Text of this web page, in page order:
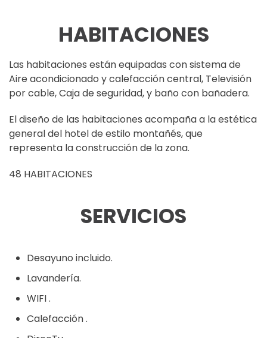
HABITACIONES
Las habitaciones están equipadas con sistema de
Aire acondicionado y calefacción central, Televisión
por cable, Caja de seguridad, y baño con bañadera.
El diseño de las habitaciones acompaña a la estética
general del hotel de estilo montañés, que
representa la construcción de la zona.
48 HABITACIONES
SERVICIOS
Desayuno incluido.
Lavandería.
WIFI .
Calefacción .